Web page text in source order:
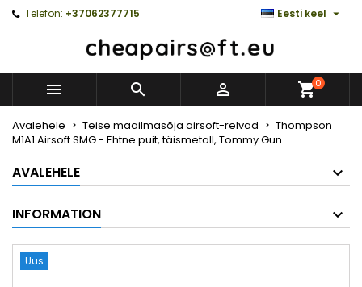
Telefon: +37062377715 Eesti keel 
   0
Avalehele Teise maailmasõja airsoft-relvad
Thompson
M1A1 Airsoft SMG - Ehtne puit, täismetall, Tommy Gun
AVALEHELE
INFORMATION
Uus